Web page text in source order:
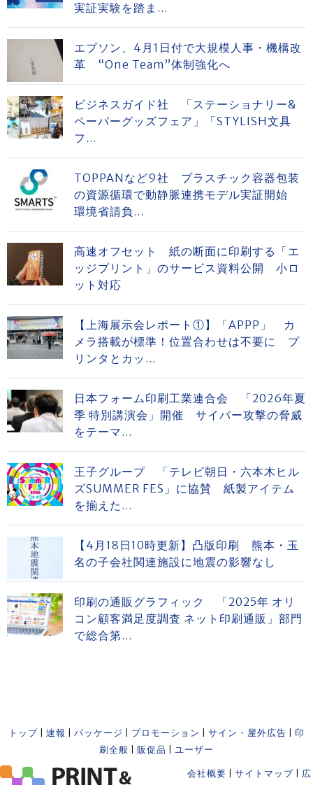
実証実験を踏ま...
エプソン、4月1日付で大規模人事・機構改
革 “One Team”体制強化へ
ビジネスガイド社 「ステーショナリー&
ペーパーグッズフェア」「STYLISH文具
フ...
TOPPANなど9社 プラスチック容器包装
の資源循環で動静脈連携モデル実証開始
環境省請負...
高速オフセット 紙の断面に印刷する「エ
ッジプリント」のサービス資料公開 小ロ
ット対応
【上海展示会レポート①】「APPP」 カ
メラ搭載が標準！位置合わせは不要に プ
リンタとカッ...
日本フォーム印刷工業連合会 「2026年夏
季 特別講演会」開催 サイバー攻撃の脅威
をテーマ...
王子グループ 「テレビ朝日・六本木ヒル
ズSUMMER FES」に協賛 紙製アイテム
を揃えた...
【4月18日10時更新】凸版印刷 熊本・玉
名の子会社関連施設に地震の影響なし
印刷の通販グラフィック 「2025年 オリ
コン顧客満足度調査 ネット印刷通販」部門
で総合第...
トップ 速報 パッケージ プロモーション サイン・屋外広告
印
刷全般
販促品 ユーザー
会社概要 サイトマップ 広